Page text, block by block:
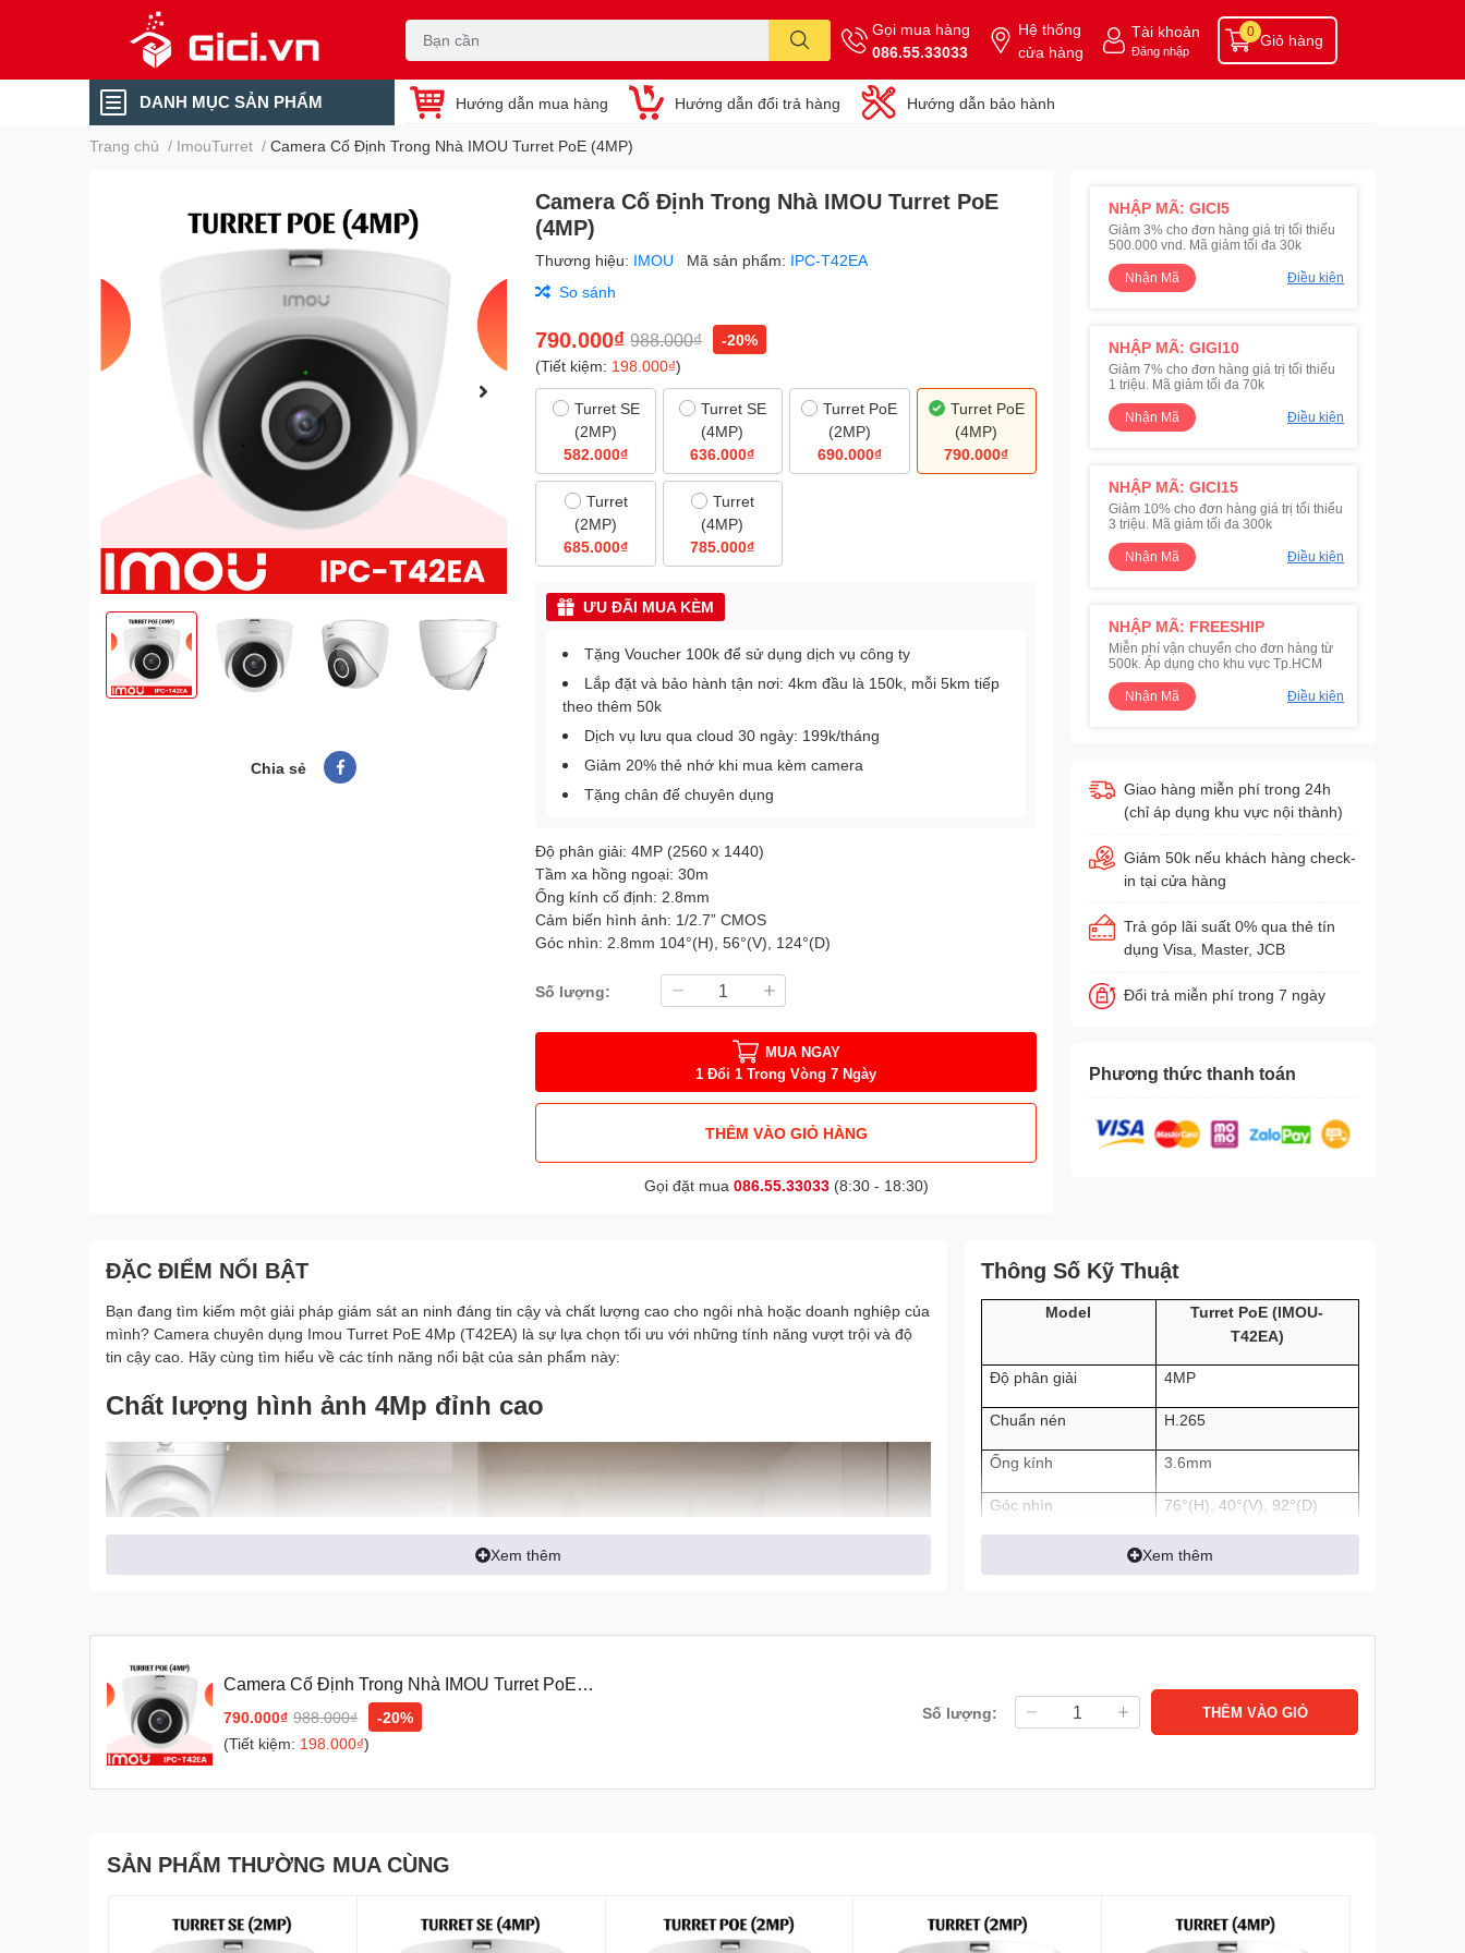
Gọi mua hàng
086.55.33033
Hệ thống
cửa hàng
Tài khoản
Đăng nhập
Giỏ hàng
0
DANH MỤC SẢN PHẨM Hướng dẫn mua hàng Hướng dẫn đổi trả hàng Hướng dẫn bảo hành
Trang chủ / ImouTurret / Camera Cố Định Trong Nhà IMOU Turret PoE (4MP)
Chia sẻ
Camera Cố Định Trong Nhà IMOU Turret PoE
(4MP)
Thương hiệu: IMOU Mã sản phẩm: IPC-T42EA
So sánh
790.000₫ 988.000₫
-20%
(Tiết kiệm: 198.000₫)
Turret SE
(2MP)
582.000₫
Turret SE
(4MP)
636.000₫
Turret PoE
(2MP)
690.000₫
Turret PoE
(4MP)
790.000₫
Turret
(2MP)
685.000₫
Turret
(4MP)
785.000₫
ƯU ĐÃI MUA KÈM
Tặng Voucher 100k để sử dụng dịch vụ công ty
Lắp đặt và bảo hành tận nơi: 4km đầu là 150k, mỗi 5km tiếp
theo thêm 50k
Dịch vụ lưu qua cloud 30 ngày: 199k/tháng
Giảm 20% thẻ nhớ khi mua kèm camera
Tặng chân đế chuyên dụng
Độ phân giải: 4MP (2560 x 1440)
Tầm xa hồng ngoại: 30m
Ống kính cố định: 2.8mm
Cảm biến hình ảnh: 1/2.7” CMOS
Góc nhìn: 2.8mm 104°(H), 56°(V), 124°(D)
Số lượng:
MUA NGAY
1 Đổi 1 Trong Vòng 7 Ngày
THÊM VÀO GIỎ HÀNG
Gọi đặt mua 086.55.33033(8:30 - 18:30)
NHẬP MÃ: GICI5
Giảm 3% cho đơn hàng giá trị tối thiểu
500.000 vnd. Mã giảm tối đa 30k
Nhận Mã
Điều kiện
NHẬP MÃ: GIGI10
Giảm 7% cho đơn hàng giá trị tối thiểu
1 triệu. Mã giảm tối đa 70k
Nhận Mã
Điều kiện
NHẬP MÃ: GICI15
Giảm 10% cho đơn hàng giá trị tối thiểu
3 triệu. Mã giảm tối đa 300k
Nhận Mã
Điều kiện
NHẬP MÃ: FREESHIP
Miễn phí vận chuyển cho đơn hàng từ
500k. Áp dụng cho khu vực Tp.HCM
Nhận Mã
Điều kiện
Giao hàng miễn phí trong 24h
(chỉ áp dụng khu vực nội thành)
Giảm 50k nếu khách hàng check-
in tại cửa hàng
Trả góp lãi suất 0% qua thẻ tín
dụng Visa, Master, JCB
Đổi trả miễn phí trong 7 ngày
Phương thức thanh toán
ĐẶC ĐIỂM NỔI BẬT
Bạn đang tìm kiếm một giải pháp giám sát an ninh đáng tin cậy và chất lượng cao cho ngôi nhà hoặc doanh nghiệp của
mình? Camera chuyên dụng Imou Turret PoE 4Mp (T42EA) là sự lựa chọn tối ưu với những tính năng vượt trội và độ
tin cậy cao. Hãy cùng tìm hiểu về các tính năng nổi bật của sản phẩm này:
Chất lượng hình ảnh 4Mp đỉnh cao
Xem thêm
Thông Số Kỹ Thuật
Model Turret PoE (IMOU-
T42EA)
Độ phân giải 4MP
Chuẩn nén H.265
Ống kính 3.6mm
Góc nhìn 76°(H), 40°(V), 92°(D)
Tầm xa hồng ngoại 30m
Cảm biến hình ảnh 1/2.8” CMOS
Loa, mic (Đàm thoại 2
Hỗ trợ xoay
Không
Onvif Có
Xem thêm
Camera Cố Định Trong Nhà IMOU Turret PoE
(4MP)
790.000₫ 988.000₫
-20%
(Tiết kiệm: 198.000₫)
Số lượng: THÊM VÀO GIỎ
SẢN PHẨM THƯỜNG MUA CÙNG